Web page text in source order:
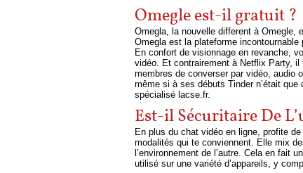
Omegle est-il gratuit ?
Omegla, la nouvelle different à Omegle,
Omegla est la plateforme
En confort de visionnage en revanche,
vidéo. Et contrairement à Netflix Party,
membres de converser par vidéo, audio
même si à ses débuts Tinder n’était
spécialisé lacse.fr.
Est-il Sécuritaire De
En plus du chat vidéo en ligne, profite
modalités qui te conviennent. Elle mix
l’environnement de l’autre. Cela en fait
utilisé sur une variété d’appareils, y